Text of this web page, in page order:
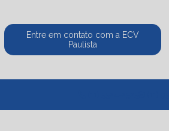
Entre em contato com a ECV
Paulista